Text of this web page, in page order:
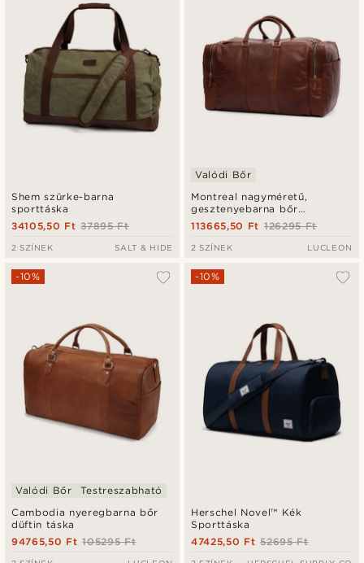
Shem szürke-barna
sporttáska
37895 Ft
34105,50 Ft
2 SZÍNEK SALT & HIDE
Montreal nagyméretű,
gesztenyebarna bőr
utazótáska
Valódi Bőr
126295 Ft
113665,50 Ft
2 SZÍNEK LUCLEON
Cambodia nyeregbarna bőr
düftin táska
-10%
Valódi Bőr Testreszabható
105295 Ft
94765,50 Ft
Herschel Novel™ Kék
Sporttáska
-10%
52695 Ft
47425,50 Ft